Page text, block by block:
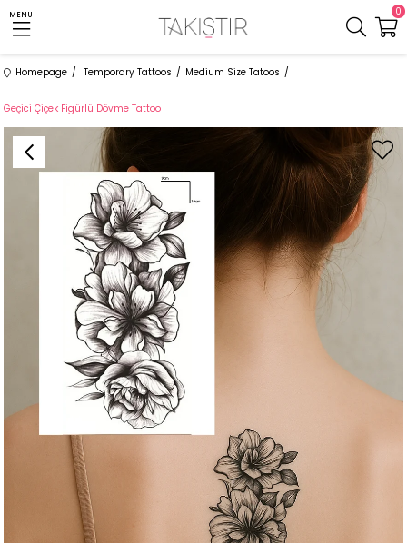
MENU 0
Homepage Temporary Tattoos Medium Size Tatoos
Geçici Çiçek Figürlü Dövme Tattoo